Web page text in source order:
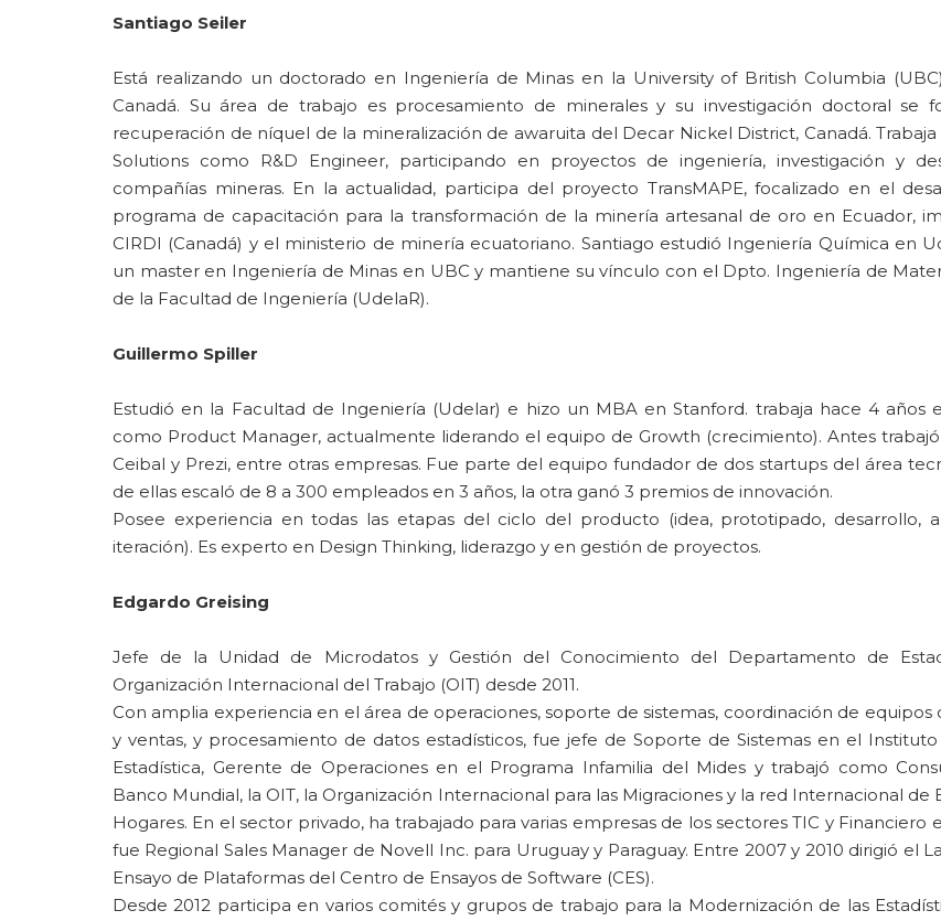
Santiago Seiler
Está realizando un doctorado en Ingeniería de Minas en la University of British Columbia
Canadá. Su área de trabajo es procesamiento de minerales y su investigación doctoral se
recuperación de níquel de la mineralización de awaruita del Decar Nickel District, Canadá. Trabaja
Solutions como R&D Engineer, participando en proyectos de ingeniería, investigación y
compañías mineras. En la actualidad, participa del proyecto TransMAPE, focalizado en el
programa de capacitación para la transformación de la minería artesanal de oro en Ecuador,
CIRDI (Canadá) y el ministerio de minería ecuatoriano. Santiago estudió Ingeniería Química en
un master en Ingeniería de Minas en UBC y mantiene su vínculo con el Dpto. Ingeniería de
de la Facultad de Ingeniería (UdelaR).
Guillermo Spiller
Estudió en la Facultad de Ingeniería (Udelar) e hizo un MBA en Stanford. trabaja hace 4 años
como Product Manager, actualmente liderando el equipo de Growth (crecimiento). Antes
Ceibal y Prezi, entre otras empresas. Fue parte del equipo fundador de dos startups del área
de ellas escaló de 8 a 300 empleados en 3 años, la otra ganó 3 premios de innovación.
Posee experiencia en todas las etapas del ciclo del producto (idea, prototipado, desarrollo,
iteración). Es experto en Design Thinking, liderazgo y en gestión de proyectos.
Edgardo Greising
Jefe de la Unidad de Microdatos y Gestión del Conocimiento del Departamento de
Organización Internacional del Trabajo (OIT) desde 2011.
Con amplia experiencia en el área de operaciones, soporte de sistemas, coordinación de equipos
y ventas, y procesamiento de datos estadísticos, fue jefe de Soporte de Sistemas en el
Estadística, Gerente de Operaciones en el Programa Infamilia del Mides y trabajó como
Banco Mundial, la OIT, la Organización Internacional para las Migraciones y la red Internacional de
Hogares. En el sector privado, ha trabajado para varias empresas de los sectores TIC y Financiero
fue Regional Sales Manager de Novell Inc. para Uruguay y Paraguay. Entre 2007 y 2010 dirigió el
Ensayo de Plataformas del Centro de Ensayos de Software (CES).
Desde 2012 participa en varios comités y grupos de trabajo para la Modernización de las